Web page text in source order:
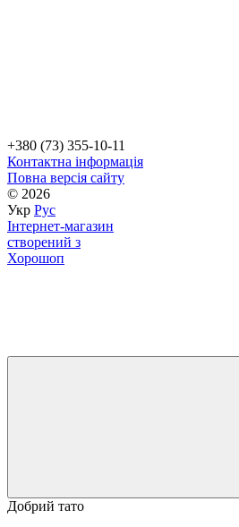
+380 (73) 355-10-11
Контактна інформація
Повна версія сайту
© 2026
Укр Рус
Інтернет-магазин
створений з
Хорошоп
Добрий тато